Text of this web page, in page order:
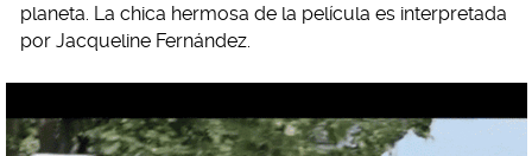
planeta. La chica hermosa de la película es interpretada
por Jacqueline Fernández.